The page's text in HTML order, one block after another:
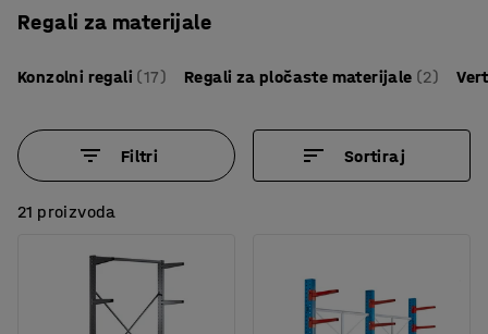
Regali za materijale
Konzolni regali (17) Regali za pločaste materijale (2)
Filtri Sortiraj
21 proizvoda